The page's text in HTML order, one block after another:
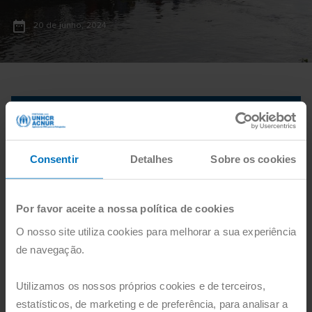
Consentir Detalhes Sobre os cookies
Por favor aceite a nossa política de cookies
O nosso site utiliza cookies para melhorar a sua experiência
de navegação.
Utilizamos os nossos próprios cookies e de terceiros,
estatísticos, de marketing e de preferência, para analisar a
20 de junho, 2024
"Refugiados" #5
"Refugiados" #5